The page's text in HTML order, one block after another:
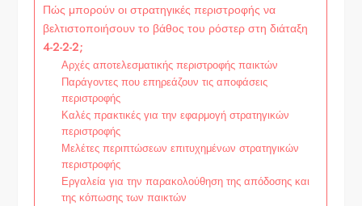
Πώς μπορούν οι στρατηγικές περιστροφής να
βελτιστοποιήσουν το βάθος του ρόστερ στη διάταξη
4-2-2-2;
Αρχές αποτελεσματικής περιστροφής παικτών
Παράγοντες που επηρεάζουν τις αποφάσεις
περιστροφής
Καλές πρακτικές για την εφαρμογή στρατηγικών
περιστροφής
Μελέτες περιπτώσεων επιτυχημένων στρατηγικών
περιστροφής
Εργαλεία για την παρακολούθηση της απόδοσης και
της κόπωσης των παικτών